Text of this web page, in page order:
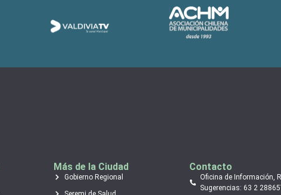
Más de la Ciudad
Gobierno Regional
Contacto
Oficina de Información,
Sugerencias: 63 2